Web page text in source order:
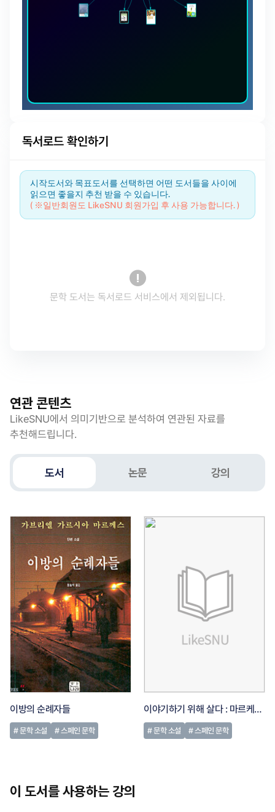
독서로드 확인하기
시작도서와 목표도서를 선택하면 어떤 도서들을 사이에
읽으면 좋을지 추천 받을 수 있습니다.
( ※일반회원도 LikeSNU 회원가입 후 사용 가능합니다. )
문학 도서는 독서로드 서비스에서 제외됩니다.
연관 콘텐츠
LikeSNU에서 의미기반으로 분석하여 연관된 자료를
추천해드립니다.
도서 논문 강의
이방의 순례자들
# 문학 소설 # 스페인 문학
이야기하기 위해 살다 : 마르케스 자서전
# 문학 소설 # 스페인 문학
이 도서를 사용하는 강의